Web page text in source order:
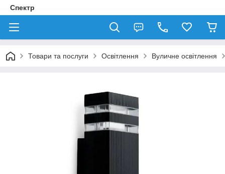
Спектр
Товари та послуги Освітлення Вуличне освітлення